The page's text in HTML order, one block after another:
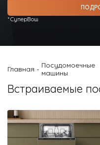
8 800 3333 887
*СуперВош
Главная - Посудомоечные
машины
Встраиваемые